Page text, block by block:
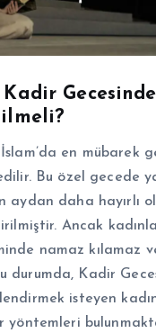
en mübarek
Bu özel gecede
aydan daha hayırlı
Ancak
namaz kılamaz
durumda, Kadir
isteyen
yöntemleri